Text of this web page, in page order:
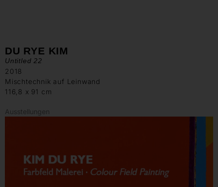
DU RYE KIM
Untitled 22
2018
Mischtechnik auf Leinwand
116,8 x 91 cm
Ausstellungen